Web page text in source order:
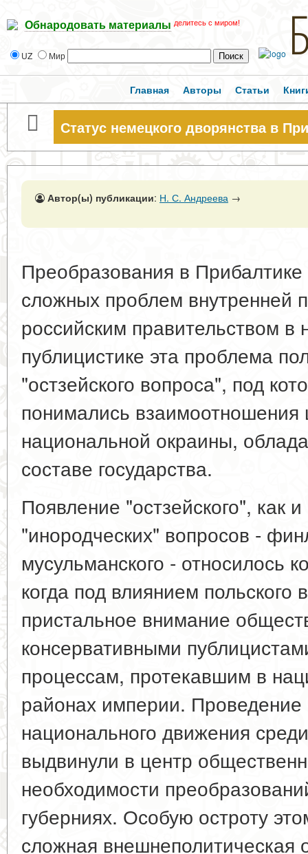
Обнародовать материалы делитесь с миром!
UZ Мир
Главная Авторы Статьи
Статус немецкого дворянства в
Автор(ы) публикации: Н. С. Андреева →
Преобразования в Прибалтике
сложных проблем внутренней
российским правительством в
публицистике эта проблема
"остзейского вопроса", под
понимались взаимоотношения
национальной окраины,
составе государства.
Появление "остзейского", как
"инородческих" вопросов -
мусульманского - относилось
когда под влиянием польского
пристальное внимание
консервативными
процессам, протекавшим в
районах империи.
национального движения
выдвинули в центр
необходимости
губерниях. Особую остроту
сложная внешнеполитическая